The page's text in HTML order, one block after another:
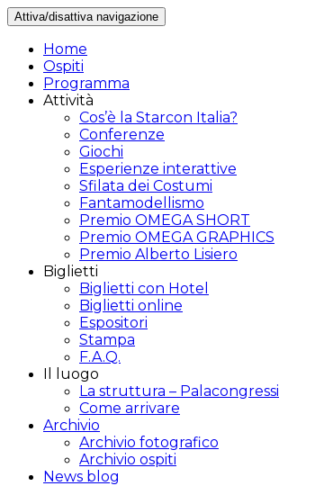
Attiva/disattiva navigazione
Home
Ospiti
Programma
Attività
Cos’è la Starcon Italia?
Conferenze
Giochi
Esperienze interattive
Sfilata dei Costumi
Fantamodellismo
Premio OMEGA SHORT
Premio OMEGA GRAPHICS
Premio Alberto Lisiero
Biglietti
Biglietti con Hotel
Biglietti online
Espositori
Stampa
F.A.Q.
Il luogo
La struttura – Palacongressi
Come arrivare
Archivio
Archivio fotografico
Archivio ospiti
News blog